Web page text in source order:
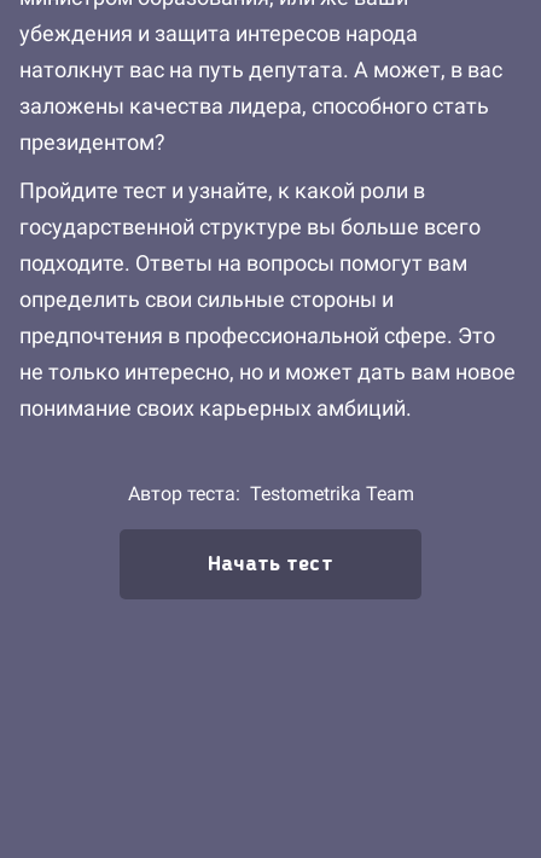
убеждения и защита интересов народа
натолкнут вас на путь депутата. А может, в вас
заложены качества лидера, способного стать
президентом?
Пройдите тест и узнайте, к какой роли в
государственной структуре вы больше всего
подходите. Ответы на вопросы помогут вам
определить свои сильные стороны и
предпочтения в профессиональной сфере. Это
не только интересно, но и может дать вам новое
понимание своих карьерных амбиций.
Автор теста: Testometrika Team
Начать тест